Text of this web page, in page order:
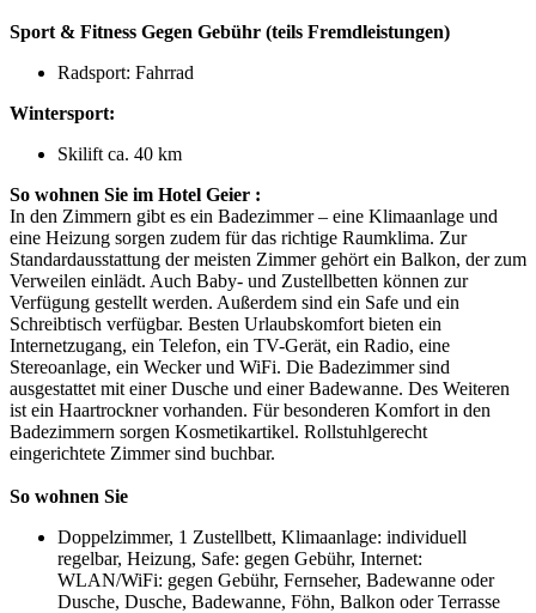
Sport & Fitness Gegen Gebühr (teils Fremdleistungen)
Radsport: Fahrrad
Wintersport:
Skilift ca. 40 km
So wohnen Sie im Hotel Geier :
In den Zimmern gibt es ein Badezimmer – eine Klimaanlage und
eine Heizung sorgen zudem für das richtige Raumklima. Zur
Standardausstattung der meisten Zimmer gehört ein Balkon, der zum
Verweilen einlädt. Auch Baby- und Zustellbetten können zur
Verfügung gestellt werden. Außerdem sind ein Safe und ein
Schreibtisch verfügbar. Besten Urlaubskomfort bieten ein
Internetzugang, ein Telefon, ein TV-Gerät, ein Radio, eine
Stereoanlage, ein Wecker und WiFi. Die Badezimmer sind
ausgestattet mit einer Dusche und einer Badewanne. Des Weiteren
ist ein Haartrockner vorhanden. Für besonderen Komfort in den
Badezimmern sorgen Kosmetikartikel. Rollstuhlgerecht
eingerichtete Zimmer sind buchbar.
So wohnen Sie
Doppelzimmer, 1 Zustellbett, Klimaanlage: individuell
regelbar, Heizung, Safe: gegen Gebühr, Internet:
WLAN/WiFi: gegen Gebühr, Fernseher, Badewanne oder
Dusche, Dusche, Badewanne, Föhn, Balkon oder Terrasse